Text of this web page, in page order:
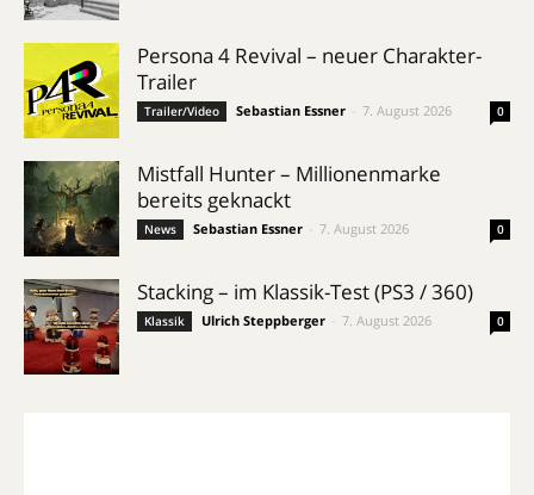
Persona 4 Revival – neuer Charakter-
Trailer
Trailer/Video Sebastian Essner 7. August 2026 0
Mistfall Hunter – Millionenmarke
bereits geknackt
News Sebastian Essner 7. August 2026 0
Stacking – im Klassik-Test (PS3 / 360)
Klassik Ulrich Steppberger 7. August 2026 0